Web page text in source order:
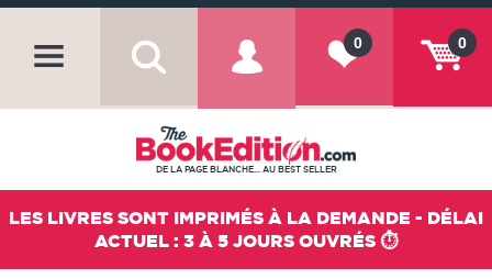
0
0
DE LA PAGE BLANCHE... AU BEST SELLER
LES LIVRES SONT IMPRIMÉS À LA DEMANDE - DÉLAI
ACTUEL : 3 À 5 JOURS OUVRÉS ⏱️